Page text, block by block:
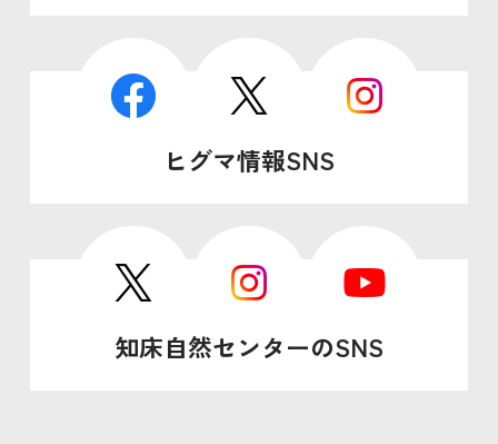
ヒグマ情報SNS
知床自然センターのSNS